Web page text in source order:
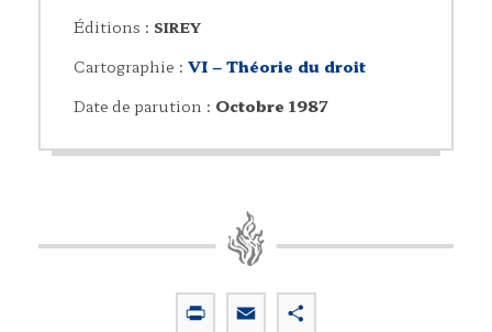
Éditions : SIREY
Cartographie : VI – Théorie du droit
Date de parution : Octobre 1987